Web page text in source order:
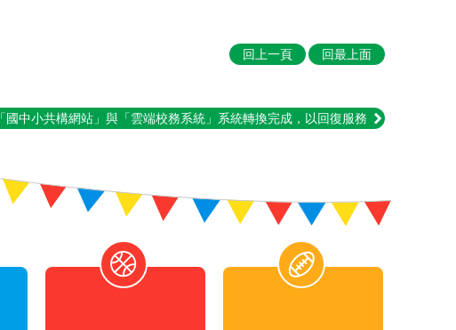
回上一頁 回最上面
「國中小共構網站」與「雲端校務系統」系統轉換完成，以回復服務